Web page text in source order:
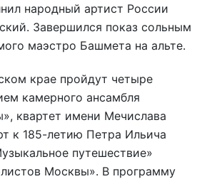
народный артист России
Завершился показ сольным
маэстро Башмета на альте.
крае пройдут четыре
камерного ансамбля
квартет имени Мечислава
к 185-летию Петра Ильича
путешествие»
Москвы». В программу